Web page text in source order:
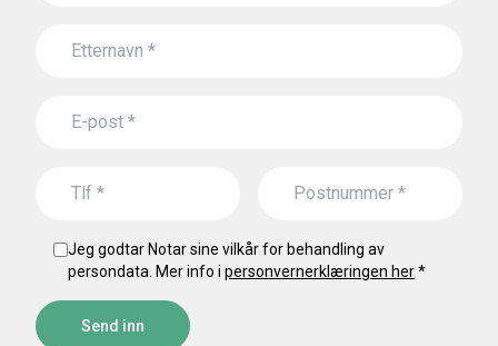
Jeg godtar Notar sine vilkår for behandling av
persondata. Mer info i personvernerklæringen her*
Send inn